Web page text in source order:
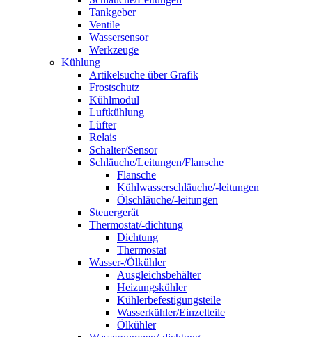
Tankgeber
Ventile
Wassersensor
Werkzeuge
Kühlung
Artikelsuche über Grafik
Frostschutz
Kühlmodul
Luftkühlung
Lüfter
Relais
Schalter/Sensor
Schläuche/Leitungen/Flansche
Flansche
Kühlwasserschläuche/-leitungen
Ölschläuche/-leitungen
Steuergerät
Thermostat/-dichtung
Dichtung
Thermostat
Wasser-/Ölkühler
Ausgleichsbehälter
Heizungskühler
Kühlerbefestigungsteile
Wasserkühler/Einzelteile
Ölkühler